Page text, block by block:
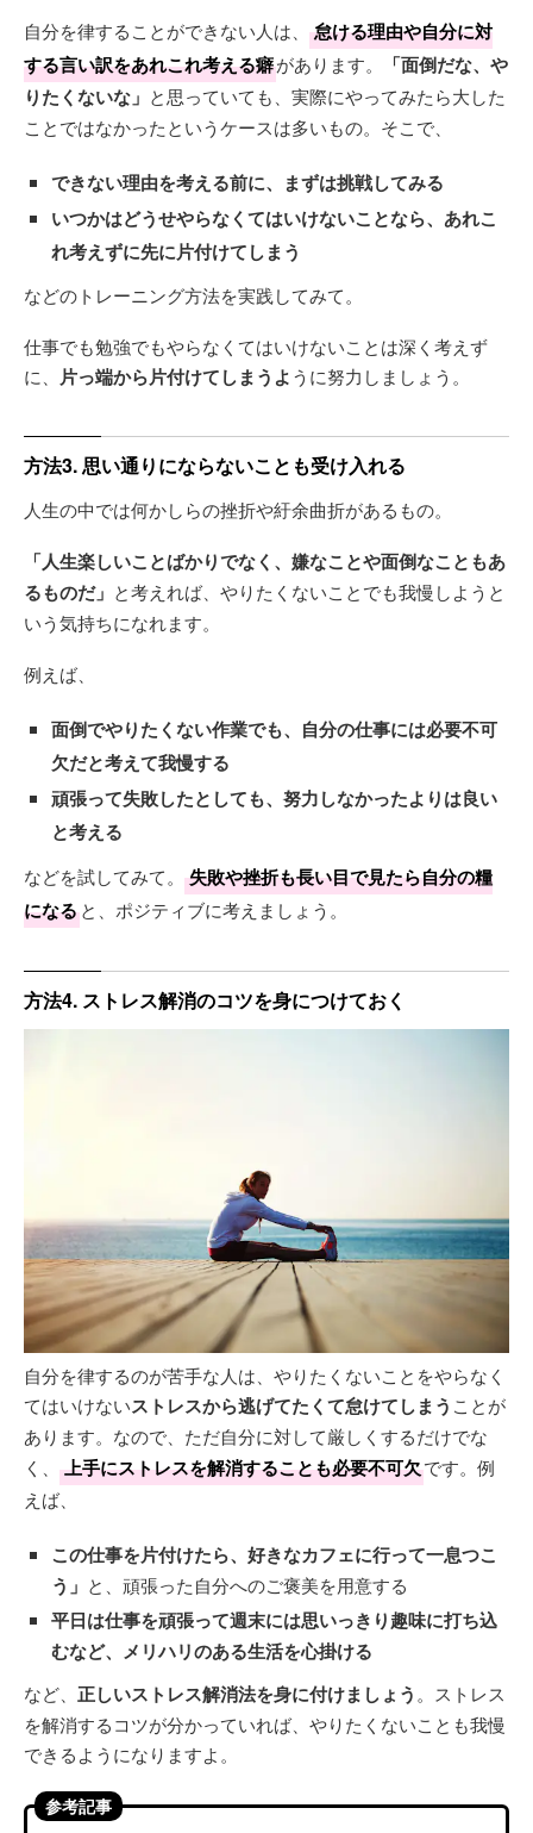
自分を律することができない人は、
怠ける理由や自分に対
する言い訳をあれこれ考える癖があります。
「面倒だな、や
りたくないな」 と思っていても、実際にやってみたら大した
ことではなかったというケースは多いもの。そこで、
できない理由を考える前に、まずは挑戦してみる
いつかはどうせやらなくてはいけないことなら、あれこ
れ考えずに先に片付けてしまう
などのトレーニング方法を実践してみて。
仕事でも勉強でもやらなくてはいけないことは深く考えず
に、 片っ端から片付けてしまうように努力しましょう。
方法3. 思い通りにならないことも受け入れる
人生の中では何かしらの挫折や紆余曲折があるもの。
「人生楽しいことばかりでなく、嫌なことや面倒なこともあ
るものだ」 と考えれば、やりたくないことでも我慢しようと
いう気持ちになれます。
例えば、
面倒でやりたくない作業でも、自分の仕事には必要不可
欠だと考えて我慢する
頑張って失敗したとしても、努力しなかったよりは良い
と考える
などを試してみて。
失敗や挫折も長い目で見たら自分の糧
になると、ポジティブに考えましょう。
方法4. ストレス解消のコツを身につけておく
自分を律するのが苦手な人は、やりたくないことをやらなく
てはいけないストレスから逃げてたくて怠けてしまう ことが
あります。なので、ただ自分に対して厳しくするだけでな
く、
上手にストレスを解消することも必要不可欠です。例
えば、
この仕事を片付けたら、好きなカフェに行って一息つこ
う」 と、頑張った自分へのご褒美を用意する
平日は仕事を頑張って週末には思いっきり趣味に打ち込
むなど、メリハリのある生活を心掛ける
など、 正しいストレス解消法を身に付けましょう 。ストレス
を解消するコツが分かっていれば、やりたくないことも我慢
できるようになりますよ。
参考記事